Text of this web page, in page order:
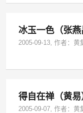
冰玉一色（张燕
2005-09-13, 作者：黄
得自在禅（黄易
2005-09-07, 作者：黄